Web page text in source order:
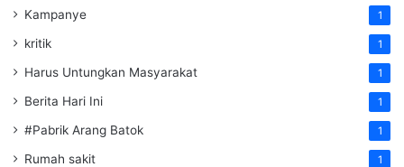
Kampanye 1
kritik 1
Harus Untungkan Masyarakat 1
Berita Hari Ini 1
#Pabrik Arang Batok 1
Rumah sakit 1